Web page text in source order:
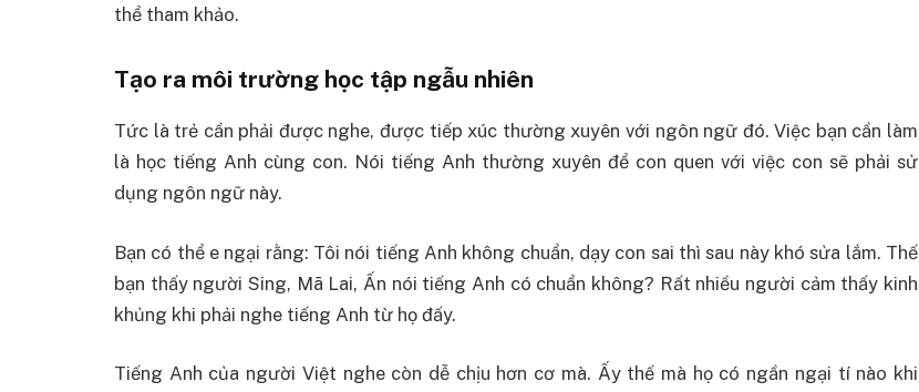
thể tham khảo.
Tạo ra môi trường học tập ngẫu nhiên
Tức là trẻ cần phải được nghe, được tiếp xúc thường xuyên với ngôn ngữ đó. Việc bạn cần làm
là học tiếng Anh cùng con. Nói tiếng Anh thường xuyên để con quen với việc con sẽ phải sử
dụng ngôn ngữ này.
Bạn có thể e ngại rằng: Tôi nói tiếng Anh không chuẩn, dạy con sai thì sau này khó sửa lắm. Thế
bạn thấy người Sing, Mã Lai, Ấn nói tiếng Anh có chuẩn không? Rất nhiều người cảm thấy kinh
khủng khi phải nghe tiếng Anh từ họ đấy.
Tiếng Anh của người Việt nghe còn dễ chịu hơn cơ mà. Ấy thế mà họ có ngần ngại tí nào khi